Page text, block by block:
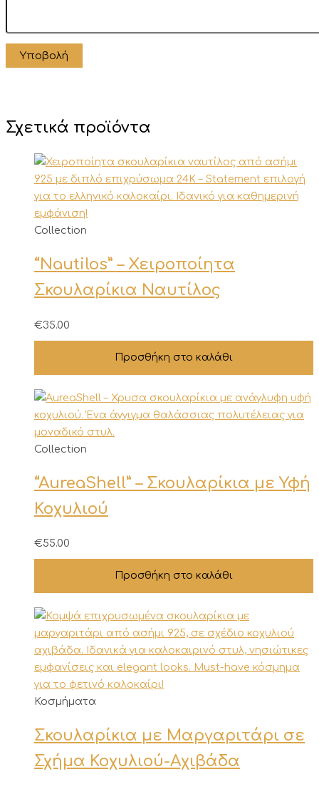
Σχετικά προϊόντα
Collection
“Nautilos” – Χειροποίητα
Σκουλαρίκια Ναυτίλος
€35.00
Προσθήκη στο καλάθι
Collection
“AureaShell” – Σκουλαρίκια με Υφή
Κοχυλιού
€55.00
Προσθήκη στο καλάθι
Κοσμήματα
Σκουλαρίκια με Μαργαριτάρι σε
Σχήμα Κοχυλιού-Αχιβάδα
Αυτό
προϊόν
έχει
πολλαπλές